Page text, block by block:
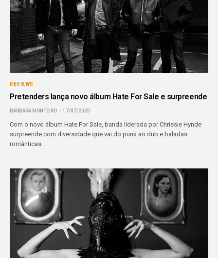
REVIEWS
Pretenders lança novo álbum Hate For Sale e surpreende
BÁRBARA MONTEIRO 17/07/2020
Com o novo álbum Hate For Sale, banda liderada por Chrissie Hynde
surpreende com diversidade que vai do punk ao dub e baladas
românticas.